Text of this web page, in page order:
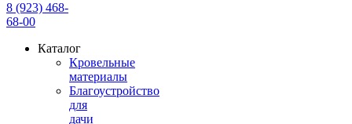
8 (923) 468-
68-00
Каталог
Кровельные
материалы
Благоустройство
для
дачи